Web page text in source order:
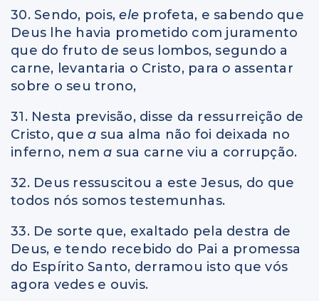
30. Sendo, pois,ele profeta, e sabendo que
Deus lhe havia prometido com juramento
que do fruto de seus lombos, segundo a
carne, levantaria o Cristo, parao assentar
sobre o seu trono,
31. Nesta previsão, disse da ressurreição de
Cristo, que a sua alma não foi deixada no
inferno, nema sua carne viu a corrupção.
32. Deus ressuscitou a este Jesus, do que
todos nós somos testemunhas.
33. De sorte que, exaltado pela destra de
Deus, e tendo recebido do Pai a promessa
do Espírito Santo, derramou isto que vós
agora vedes e ouvis.